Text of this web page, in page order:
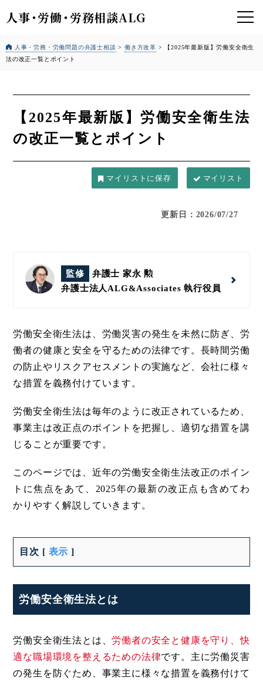
人事・労働・労務相談ALG
人事・労務・労働問題の弁護士相談 >働き方改革 >
【2025年最新版】労働安全衛生
法の改正一覧とポイント
【2025年最新版】労働安全衛生法
の改正一覧とポイント
マイリスト
更新日：2026/07/27
監修
弁護士 家永 勲
弁護士法人ALG&Associates執行役員
労働安全衛生法は、労働災害の発生を未然に防ぎ、労
働者の健康と安全を守るための法律です。長時間労働
の防止やリスクアセスメントの実施など、会社に様々
な措置を義務付けています。
労働安全衛生法は毎年のように改正されているため、
事業主は改正点のポイントを把握し、適切な措置を講
じることが重要です。
このページでは、近年の労働安全衛生法改正のポイン
トに焦点をあて、2025年の最新の改正点も含めてわ
かりやすく解説していきます。
目次 [ 表示 ]
労働安全衛生法とは
労働安全衛生法とは、労働者の安全と健康を守り、快
適な職場環境を整えるための法律です。主に労働災害
の発生を防ぐため、事業主に様々な措置を義務付けて